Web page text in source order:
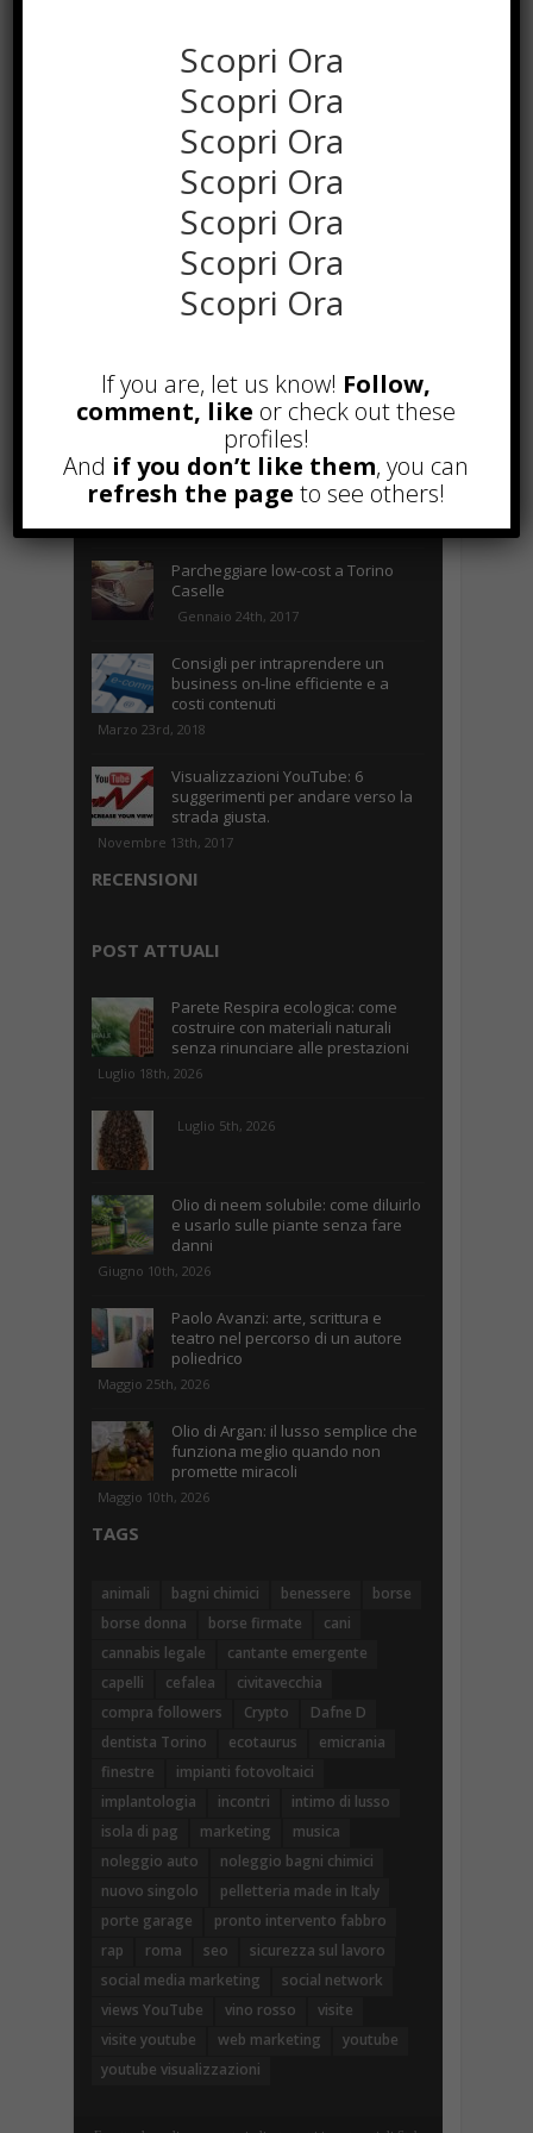
Alcuni trucchi per avere un blog di
successo
Novembre 22nd, 2016
Comprare visite YouTube: i 5
vantaggi TOP!
Parcheggiare low-cost a Torino
Caselle
Gennaio 24th, 2017
Consigli per intraprendere un
business on-line efficiente e a
costi contenuti
Marzo 23rd, 2018
Visualizzazioni YouTube: 6
suggerimenti per andare verso la
strada giusta.
Novembre 13th, 2017
RECENSIONI
POST ATTUALI
Parete Respira ecologica: come
costruire con materiali naturali
senza rinunciare alle prestazioni
Luglio 18th, 2026
Luglio 5th, 2026
Olio di neem solubile: come diluirlo
e usarlo sulle piante senza fare
danni
Giugno 10th, 2026
Paolo Avanzi: arte, scrittura e
teatro nel percorso di un autore
poliedrico
Maggio 25th, 2026
Olio di Argan: il lusso semplice che
funziona meglio quando non
promette miracoli
Maggio 10th, 2026
TAGS
animali bagni chimici benessere
borse
borse donna
borse firmate
cani
cannabis legale
cantante emergente
capelli
cefalea
civitavecchia
compra followers
Crypto
Dafne D
dentista Torino
ecotaurus
emicrania
finestre
impianti fotovoltaici
implantologia
incontri
intimo di lusso
isola di pag
marketing
musica
noleggio auto
noleggio bagni chimici
nuovo singolo
pelletteria made in Italy
porte garage
pronto intervento fabbro
rap
roma seo
sicurezza sul lavoro
social media marketing
social network
views YouTube
vino rosso
visite
visite youtube
web marketing
youtube
youtube visualizzazioni
Scopri Ora
Scopri Ora
Scopri Ora
Scopri Ora
Scopri Ora
Scopri Ora
Scopri Ora
If you are, let us know! Follow,
comment, like or check out these
profiles!
And if you don’t like them, you can
refresh the page to see others!